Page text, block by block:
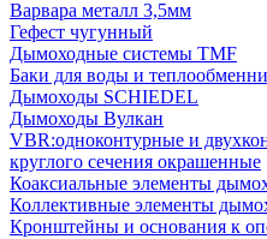
Варвара металл 3,5мм
Гефест чугунный
Дымоходные системы TMF
Баки для воды и
Дымоходы SCHIEDEL
Дымоходы Вулкан
VBR:одноконтурные и
круглого сечения окрашенные
Коаксиальные элементы
Коллективные элементы
Кронштейны и основания к